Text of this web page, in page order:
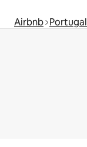
Airbnb Portugal